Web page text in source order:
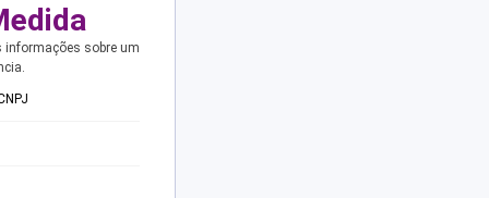
sobre um